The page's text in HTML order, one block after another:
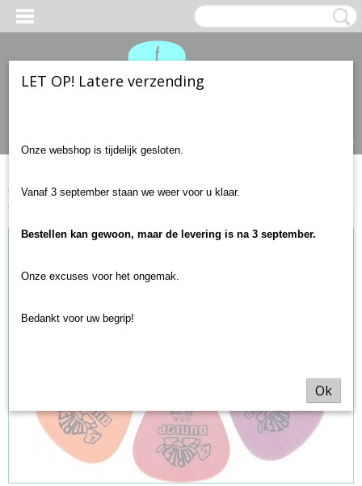
(0)
Home>Gitaar accessoires>Plectrums en plectrumhouders
Plectrum Tortex SET 0.50mm-1.14mm 6-pack MIX
LET OP! Latere verzending
Onze webshop is tijdelijk gesloten.
Vanaf 3 september staan we weer voor u klaar.
Bestellen kan gewoon, maar de levering is na 3 september.
Onze excuses voor het ongemak.
Bedankt voor uw begrip!
Ok